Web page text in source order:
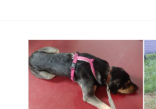
Rüde
Paul